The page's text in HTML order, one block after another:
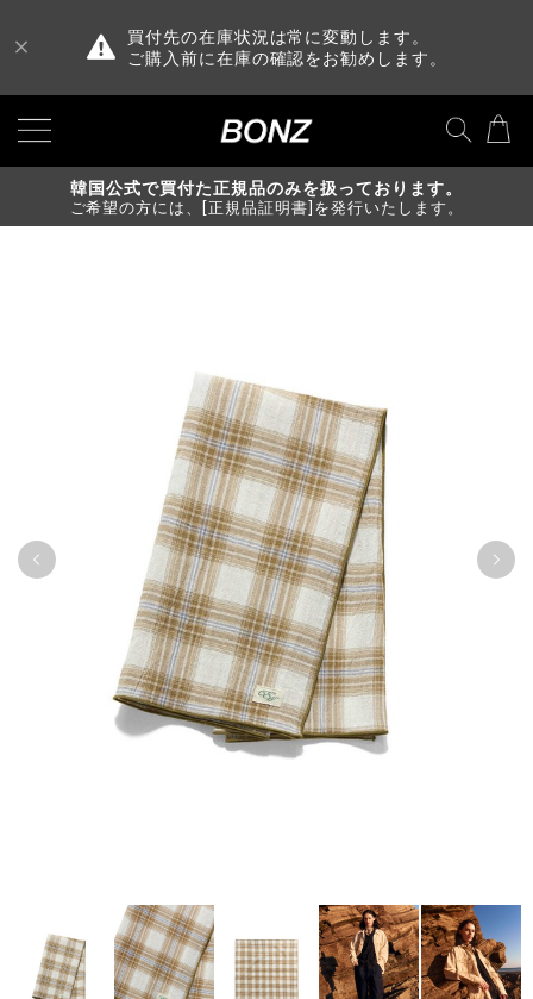
買付先の在庫状況は常に変動します。
ご購入前に在庫の確認をお勧めします。
韓国公式で買付た正規品のみを扱っております。
ご希望の方には、[正規品証明書]を発行いたします。